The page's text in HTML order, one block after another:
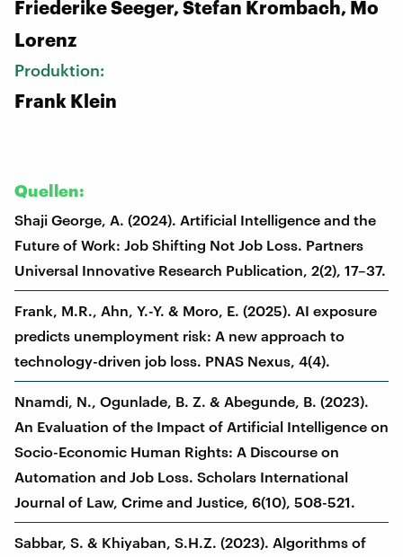
Friederike Seeger, Stefan Krombach, Mo
Lorenz
Produktion:
Frank Klein
Quellen:
Shaji George, A. (2024). Artificial Intelligence and the
Future of Work: Job Shifting Not Job Loss. Partners
Universal Innovative Research Publication, 2(2), 17–37.
Frank, M.R., Ahn, Y.-Y. & Moro, E. (2025). AI exposure
predicts unemployment risk: A new approach to
technology-driven job loss. PNAS Nexus, 4(4).
Nnamdi, N., Ogunlade, B. Z. & Abegunde, B. (2023).
An Evaluation of the Impact of Artificial Intelligence on
Socio-Economic Human Rights: A Discourse on
Automation and Job Loss. Scholars International
Journal of Law, Crime and Justice, 6(10), 508-521.
Sabbar, S. & Khiyaban, S.H.Z. (2023). Algorithms of